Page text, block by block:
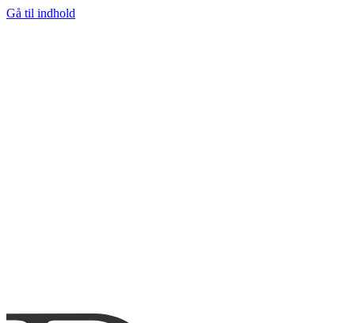
Gå til indhold